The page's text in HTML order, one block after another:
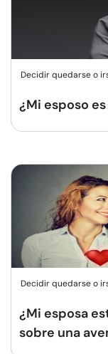
Decidir quedarse o
¿Mi esposo
Decidir quedarse o
¿Mi esposa
sobre una